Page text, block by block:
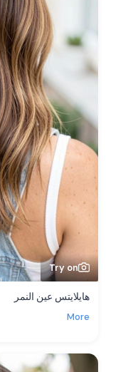
Try on
هايلايتس عين النمر
More